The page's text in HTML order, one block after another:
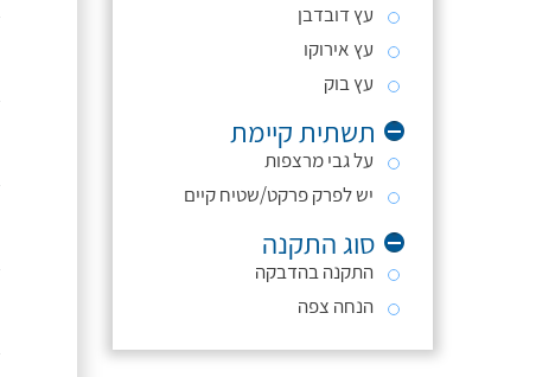
עץ דובדבן
עץ אירוקו
עץ בוק
תשתית קיימת
על גבי מרצפות
יש לפרק פרקט/שטיח קיים
סוג התקנה
התקנה בהדבקה
הנחה צפה